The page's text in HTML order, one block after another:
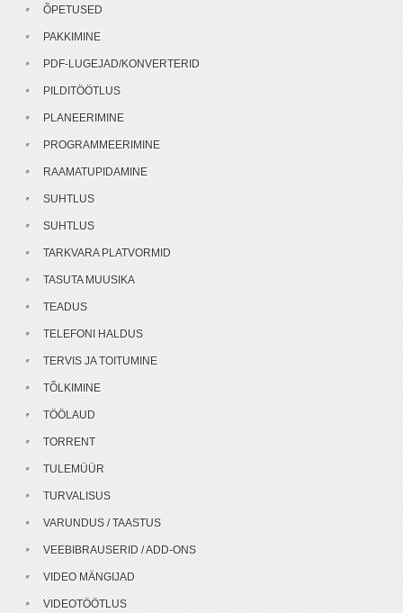
ÕPETUSED
PAKKIMINE
PDF-LUGEJAD/KONVERTERID
PILDITÖÖTLUS
PLANEERIMINE
PROGRAMMEERIMINE
RAAMATUPIDAMINE
SUHTLUS
SUHTLUS
TARKVARA PLATVORMID
TASUTA MUUSIKA
TEADUS
TELEFONI HALDUS
TERVIS JA TOITUMINE
TÕLKIMINE
TÖÖLAUD
TORRENT
TULEMÜÜR
TURVALISUS
VARUNDUS / TAASTUS
VEEBIBRAUSERID / ADD-ONS
VIDEO MÄNGIJAD
VIDEOTÖÖTLUS